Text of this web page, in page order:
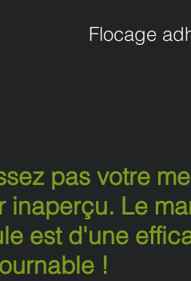
Flocage
pas votre
inaperçu. Le
est d'une
!